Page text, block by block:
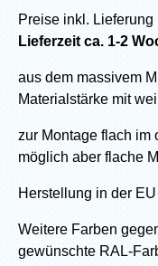
Preise inkl. Lieferung
Lieferzeit ca. 1-2
aus dem massivem
Materialstärke mit
zur Montage flach im
möglich aber flache
Herstellung in der EU
Weitere Farben
gewünschte RAL-